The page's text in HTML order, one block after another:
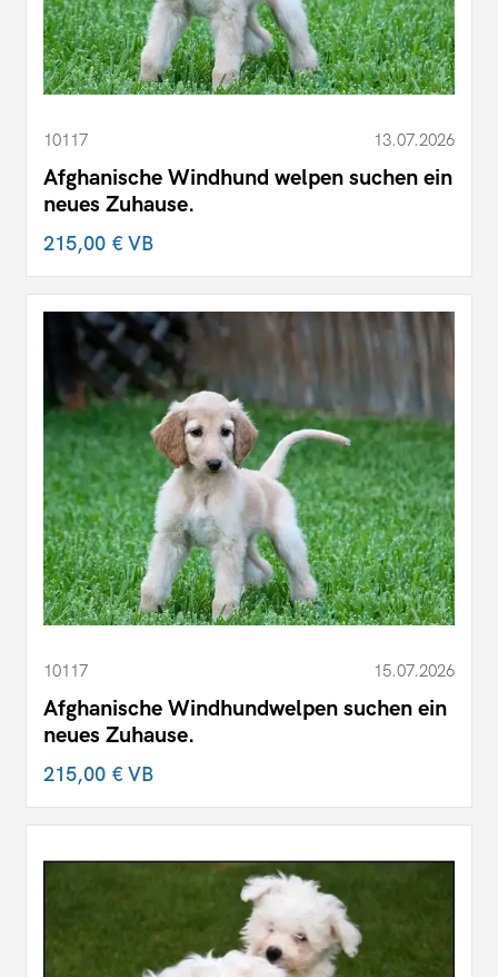
10117 13.07.2026
Afghanische Windhund welpen suchen ein
neues Zuhause.
215,00 €VB
10117 15.07.2026
Afghanische Windhundwelpen suchen ein
neues Zuhause.
215,00 €VB